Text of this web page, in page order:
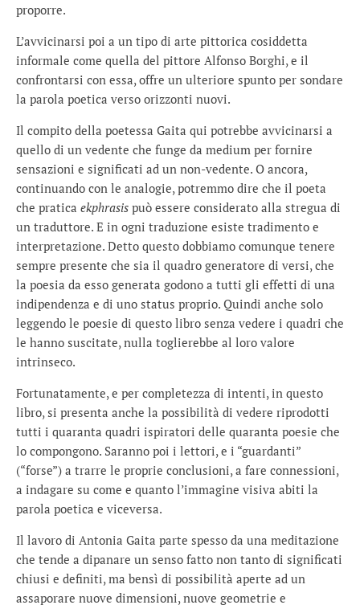
proporre.
L’avvicinarsi poi a un tipo di arte pittorica cosiddetta
informale come quella del pittore Alfonso Borghi, e il
confrontarsi con essa, offre un ulteriore spunto per sondare
la parola poetica verso orizzonti nuovi.
Il compito della poetessa Gaita qui potrebbe avvicinarsi a
quello di un vedente che funge da medium per fornire
sensazioni e significati ad un non-vedente. O ancora,
continuando con le analogie, potremmo dire che il poeta
che pratica ekphrasis può essere considerato alla stregua di
un traduttore. E in ogni traduzione esiste tradimento e
interpretazione. Detto questo dobbiamo comunque tenere
sempre presente che sia il quadro generatore di versi, che
la poesia da esso generata godono a tutti gli effetti di una
indipendenza e di uno status proprio. Quindi anche solo
leggendo le poesie di questo libro senza vedere i quadri che
le hanno suscitate, nulla toglierebbe al loro valore
intrinseco.
Fortunatamente, e per completezza di intenti, in questo
libro, si presenta anche la possibilità di vedere riprodotti
tutti i quaranta quadri ispiratori delle quaranta poesie che
lo compongono. Saranno poi i lettori, e i “guardanti”
(“forse”) a trarre le proprie conclusioni, a fare connessioni,
a indagare su come e quanto l’immagine visiva abiti la
parola poetica e viceversa.
Il lavoro di Antonia Gaita parte spesso da una meditazione
che tende a dipanare un senso fatto non tanto di significati
chiusi e definiti, ma bensì di possibilità aperte ad un
assaporare nuove dimensioni, nuove geometrie e